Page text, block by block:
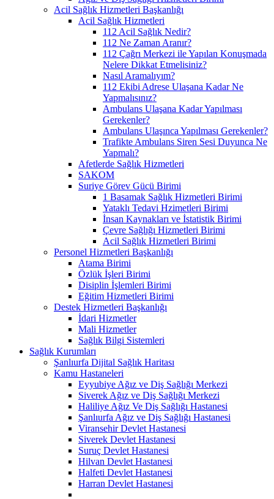
Acil Sağlık Hizmetleri Başkanlığı
Acil Sağlık Hizmetleri
112 Acil Sağlık Nedir?
112 Ne Zaman Aranır?
112 Çağrı Merkezi ile Yapılan Konuşmada
Nelere Dikkat Etmelisiniz?
Nasıl Aramalıyım?
112 Ekibi Adrese Ulaşana Kadar Ne
Yapmalısınız?
Ambulans Ulaşana Kadar Yapılması
Gerekenler?
Ambulans Ulaşınca Yapılması Gerekenler?
Trafikte Ambulans Siren Sesi Duyunca Ne
Yapmalı?
Afetlerde Sağlık Hizmetleri
SAKOM
Suriye Görev Gücü Birimi
1 Basamak Sağlık Hizmetleri Birimi
Yataklı Tedavi Hzimetleri Birimi
İnsan Kaynakları ve İstatistik Birimi
Çevre Sağlığı Hizmetleri Birimi
Acil Sağlık Hizmetleri Birimi
Personel Hizmetleri Başkanlığı
Atama Birimi
Özlük İşleri Birimi
Disiplin İşlemleri Birimi
Eğitim Hizmetleri Birimi
Destek Hizmetleri Başkanlığı
İdari Hizmetler
Mali Hizmetler
Sağlık Bilgi Sistemleri
Sağlık Kurumları
Şanlıurfa Dijital Sağlık Haritası
Kamu Hastaneleri
Eyyubiye Ağız ve Diş Sağlığı Merkezi
Siverek Ağız ve Diş Sağlığı Merkezi
Haliliye Ağız Ve Diş Sağlığı Hastanesi
Şanlıurfa Ağız ve Diş Sağlığı Hastanesi
Viransehir Devlet Hastanesi
Siverek Devlet Hastanesi
Suruç Devlet Hastanesi
Hilvan Devlet Hastanesi
Halfeti Devlet Hastanesi
Harran Devlet Hastanesi